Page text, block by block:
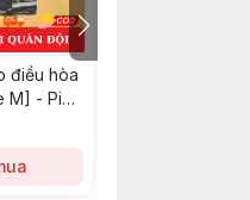
điều hòa
M] - Pin